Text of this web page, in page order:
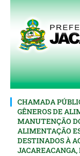
CHAMADA
GÊNEROS DE
MANUTENÇÃO
ALIMENTAÇÃO
DESTINADOS À